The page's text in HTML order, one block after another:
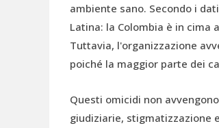
ambiente sano. Secondo i
Latina: la Colombia è in cima
Tuttavia, l'organizzazione
poiché la maggior parte dei
Questi omicidi non
giudiziarie, stigmatizzazione